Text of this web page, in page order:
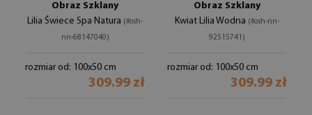
Obraz Szklany
Lilia Świece Spa Natura (#osh-
nn-68147040)
rozmiar od: 100x50 cm
309.99 zł
Obraz Szklany
Kwiat Lilia Wodna (#osh-nn-
92515741)
rozmiar od: 100x50 cm
309.99 zł